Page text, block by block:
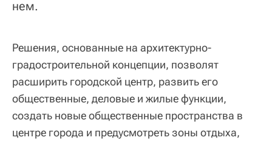
нем.
Решения, основанные на архитектурно-
градостроительной концепции, позволят
расширить городской центр, развить его
общественные, деловые и жилые функции,
создать новые общественные пространства в
центре города и предусмотреть зоны отдыха,